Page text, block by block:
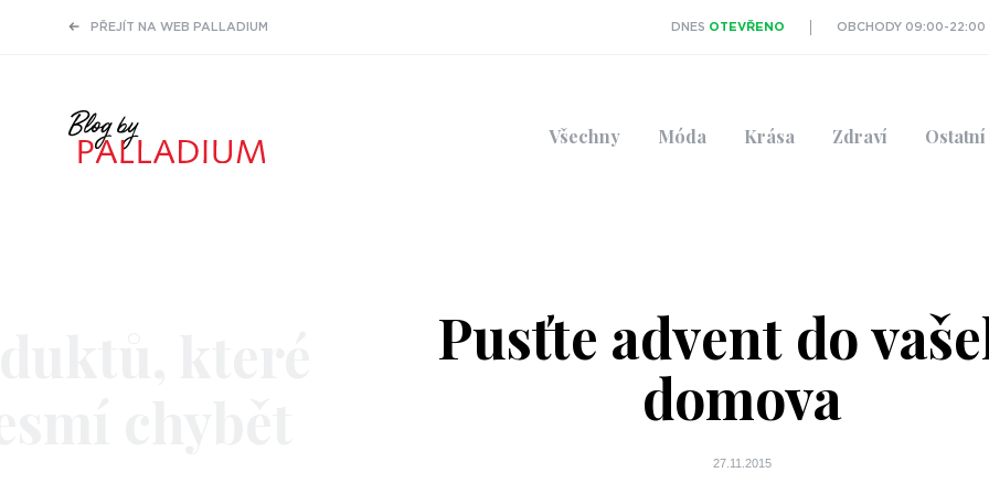
PŘEJÍT NA WEB PALLADIUM DNES OTEVŘENO OBCHODY 09:00-22:00
Všechny Móda Krása Zdraví Ostatní
Pusťte advent do
domova
27.11.2015